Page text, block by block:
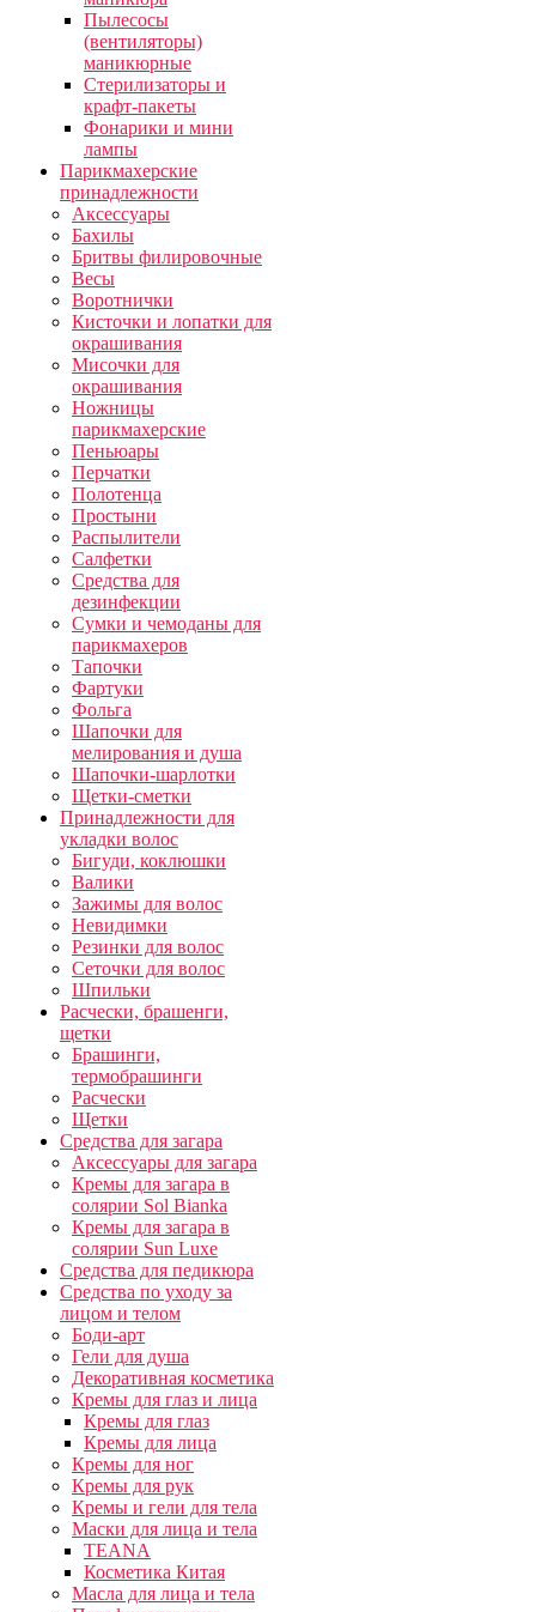
Пылесосы
(вентиляторы)
маникюрные
Стерилизаторы и
крафт-пакеты
Фонарики и мини
лампы
Парикмахерские
принадлежности
Аксессуары
Бахилы
Бритвы филировочные
Весы
Воротнички
Кисточки и лопатки для
окрашивания
Мисочки для
окрашивания
Ножницы
парикмахерские
Пеньюары
Перчатки
Полотенца
Простыни
Распылители
Салфетки
Средства для
дезинфекции
Сумки и чемоданы для
парикмахеров
Тапочки
Фартуки
Фольга
Шапочки для
мелирования и душа
Шапочки-шарлотки
Щетки-сметки
Принадлежности для
укладки волос
Бигуди, коклюшки
Валики
Зажимы для волос
Невидимки
Резинки для волос
Сеточки для волос
Шпильки
Расчески, брашенги,
щетки
Брашинги,
термобрашинги
Расчески
Щетки
Средства для загара
Аксессуары для загара
Кремы для загара в
солярии Sol Bianka
Кремы для загара в
солярии Sun Luxe
Средства для педикюра
Средства по уходу за
лицом и телом
Боди-арт
Гели для душа
Декоративная косметика
Кремы для глаз и лица
Кремы для глаз
Кремы для лица
Кремы для ног
Кремы для рук
Кремы и гели для тела
Маски для лица и тела
TEANA
Косметика Китая
Масла для лица и тела